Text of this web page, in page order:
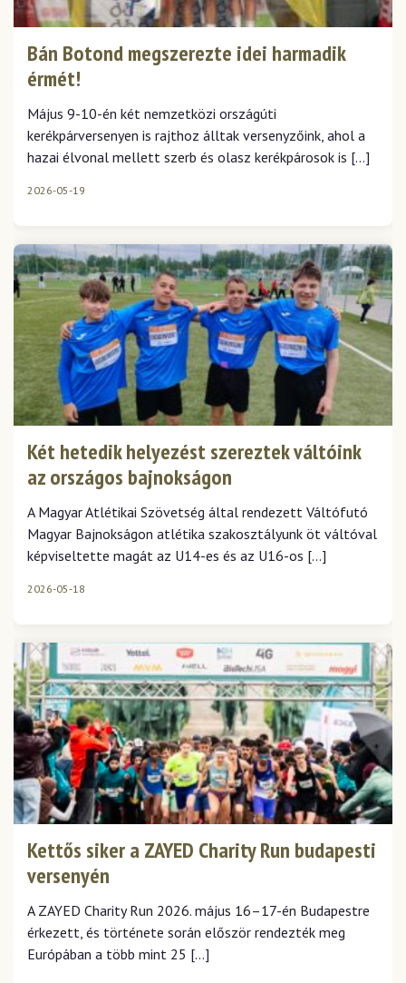
Bán Botond megszerezte idei harmadik
érmét!
Május 9-10-én két nemzetközi országúti
kerékpárversenyen is rajthoz álltak versenyzőink, ahol a
hazai élvonal mellett szerb és olasz kerékpárosok is […]
2026-05-19
Két hetedik helyezést szereztek váltóink
az országos bajnokságon
A Magyar Atlétikai Szövetség által rendezett Váltófutó
Magyar Bajnokságon atlétika szakosztályunk öt váltóval
képviseltette magát az U14-es és az U16-os […]
2026-05-18
Kettős siker a ZAYED Charity Run budapesti
versenyén
A ZAYED Charity Run 2026. május 16–17-én Budapestre
érkezett, és története során először rendezték meg
Európában a több mint 25 […]